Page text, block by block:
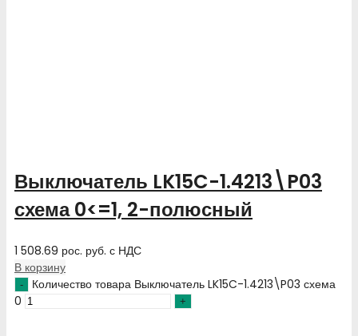
Выключатель LK15C-1.4213\P03
схема 0<=1, 2-полюсный
1 508.69 рос. руб. с НДС
В корзину
Количество товара Выключатель LK15C-1.4213\P03 схема
0